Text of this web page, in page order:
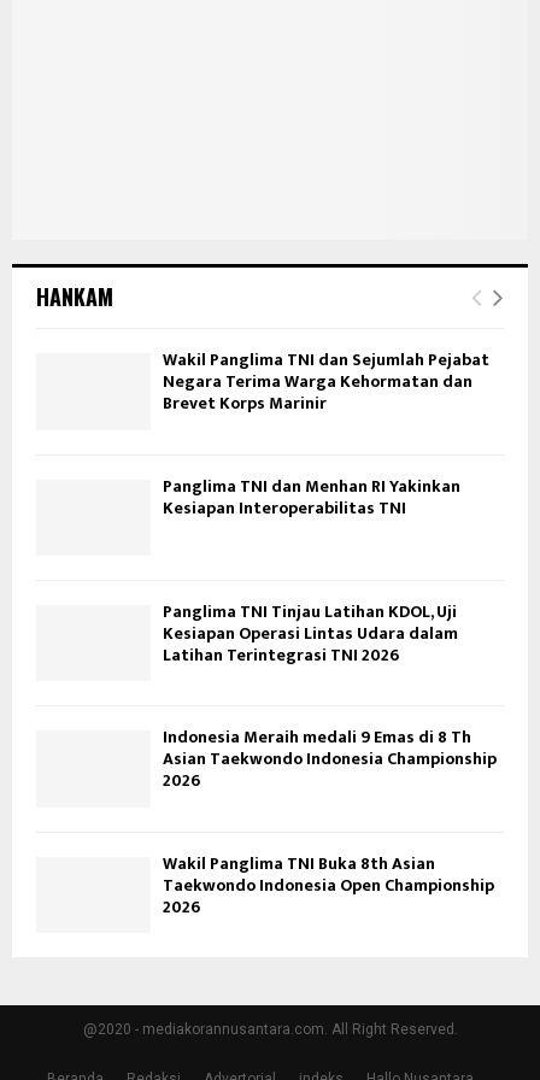
HANKAM
Wakil Panglima TNI dan Sejumlah Pejabat
Negara Terima Warga Kehormatan dan
Brevet Korps Marinir
Panglima TNI dan Menhan RI Yakinkan
Kesiapan Interoperabilitas TNI
Panglima TNI Tinjau Latihan KDOL, Uji
Kesiapan Operasi Lintas Udara dalam
Latihan Terintegrasi TNI 2026
Indonesia Meraih medali 9 Emas di 8 Th
Asian Taekwondo Indonesia Championship
2026
Wakil Panglima TNI Buka 8th Asian
Taekwondo Indonesia Open Championship
2026
@2020 - mediakorannusantara.com. All Right Reserved.